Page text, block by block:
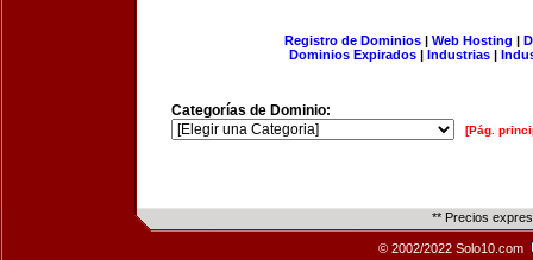
Registro de Dominios| Web Hosting |
Dominios Expirados | Industrias |
Categorías de Dominio:
[Pág.
** Precios
© 2002/2022 Solo10.com